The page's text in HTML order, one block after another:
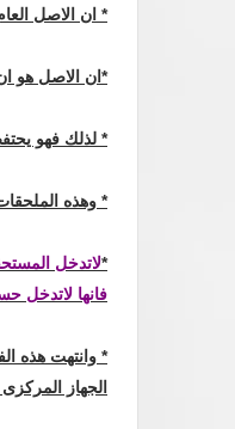
* ان الاصل
*ان الاصل هو
* لذلك فهو
* وهذه
*لاتدخل
فانها لاتدخل
* وانتهت هذه
الجهاز